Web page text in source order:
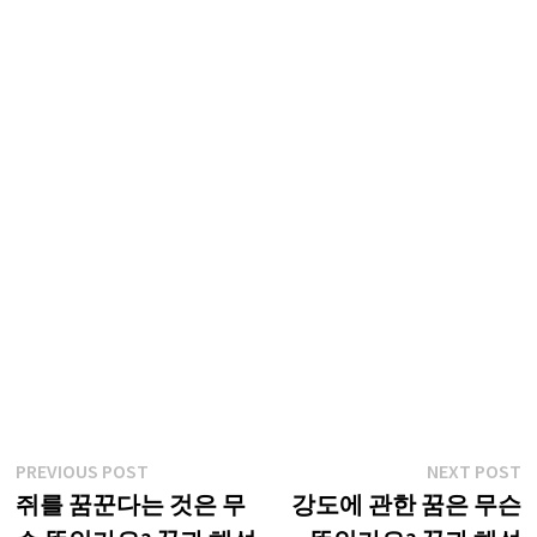
글
탐
PREVIOUS POSTPrevious
post:
쥐를 꿈꾼다는 것은 무
NEXT POST
강도에 관한 꿈은 무슨